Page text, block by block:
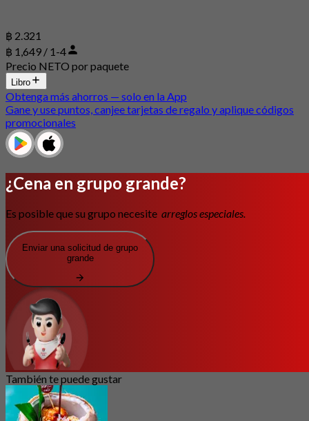
฿ 2.321
฿ 1,649 / 1-4
Precio NETO por paquete
Libro
Obtenga más ahorros — solo en la App
Gane y use puntos, canjee tarjetas de regalo y aplique códigos
promocionales
¿Cena en grupo grande?
Es posible que su grupo necesite arreglos especiales.
Enviar una solicitud de grupo
grande
También te puede gustar